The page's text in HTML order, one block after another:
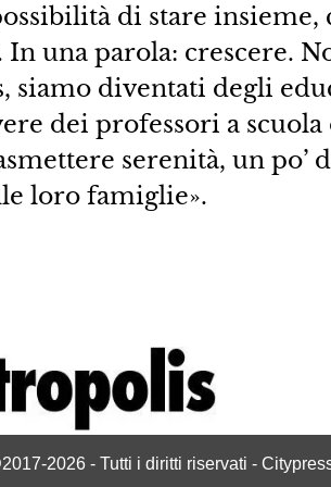
di stare
una parola: crescere.
siamo diventati degli
dei professori a
serenità, un po’
loro famiglie».
2026 - Tutti i diritti riservati -